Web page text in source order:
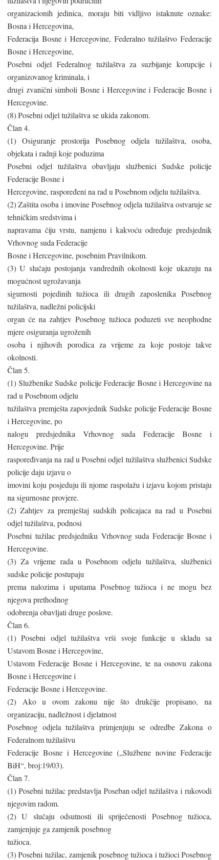
organizacionih jedinica, moraju biti vidljivo istaknute oznake:
Bosna i Hercegovina,
Federacija Bosne i Hercegovine, Federalno tužilaštvo Federacije
Bosne i Hercegovine,
Posebni odjel Federalnog tužilaštva za suzbijanje korupcije i
organizovanog kriminala, i
drugi zvanični simboli Bosne i Hercegovine i Federacije Bosne i
Hercegovine.
(8) Posebni odjel tužilaštva se ukida zakonom.
Član 4.
(1) Osiguranje prostorija Posebnog odjela tužilaštva, osoba,
objekata i radnji koje poduzima
Posebni odjel tužilaštva obavljaju službenici Sudske policije
Federacije Bosne i
Hercegovine, raspoređeni na rad u Posebnom odjelu tužilaštva.
(2) Zaštita osoba i imovine Posebnog odjela tužilaštva ostvaruje se
tehničkim sredstvima i
napravama čiju vrstu, namjenu i kakvoću određuje predsjednik
Vrhovnog suda Federacije
Bosne i Hercegovine, posebnim Pravilnikom.
(3) U slučaju postojanja vandrednih okolnosti koje ukazuju na
mogućnost ugrožavanja
sigurnosti pojedinih tužioca ili drugih zaposlenika Posebnog
tužilaštva, nadležni policijski
organ će na zahtjev Posebnog tužioca poduzeti sve neophodne
mjere osiguranja ugroženih
osoba i njihovih porodica za vrijeme za koje postoje takve
okolnosti.
Član 5.
(1) Službenike Sudske policije Federacije Bosne i Hercegovine na
rad u Posebnom odjelu
tužilaštva premješta zapovjednik Sudske policije Federacije Bosne
i Hercegovine, po
nalogu predsjednika Vrhovnog suda Federacije Bosne i
Hercegovine. Prije
raspoređivanja na rad u Posebni odjel tužilaštva službenici Sudske
policije daju izjavu o
imovini koju posjeduju ili njome raspolažu i izjavu kojom pristaju
na sigurnosne provjere.
(2) Zahtjev za premještaj sudskih policajaca na rad u Posebni
odjel tužilaštva, podnosi
Posebni tužilac predsjedniku Vrhovnog suda Federacije Bosne i
Hercegovine.
(3) Za vrijeme rada u Posebnom odjelu tužilaštva, službenici
sudske policije postupaju
prema nalozima i uputama Posebnog tužioca i ne mogu bez
njegova prethodnog
odobrenja obavljati druge poslove.
Član 6.
(1) Posebni odjel tužilaštva vrši svoje funkcije u skladu sa
Ustavom Bosne i Hercegovine,
Ustavom Federacije Bosne i Hercegovine, te na osnovu zakona
Bosne i Hercegovine i
Federacije Bosne i Hercegovine.
(2) Ako u ovom zakonu nije što drukčije propisano, na
organizaciju, nadležnost i djelatnost
Posebnog odjela tužilaštva primjenjuju se odredbe Zakona o
Federalnom tužilaštvu
Federacije Bosne i Hercegovine („Službene novine Federacije
BiH“, broj:19/03).
Član 7.
(1) Posebni tužilac predstavlja Poseban odjel tužilaštva i rukovodi
njegovim radom.
(2) U slučaju odsutnosti ili spriječenosti Posebnog tužioca,
zamjenjuje ga zamjenik posebnog
tužioca.
(3) Posebni tužilac, zamjenik posebnog tužioca i tužioci Posebnog